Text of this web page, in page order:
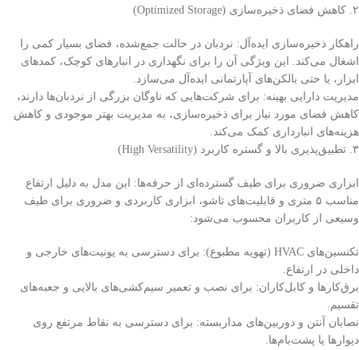
۲. کاهش فضای ذخیره‌سازی (Optimized Storage)
راهکار ذخیره‌سازی ایده‌آل: نردبان در حالت جمع‌شده، فضای بسیار کمی را
اشغال می‌کند. این ویژگی آن را برای نگهداری در انبارهای کوچک، کمدهای
ابزار، یا حتی بالکن‌های آپارتمانی ایده‌آل می‌سازد.
مدیریت دارایی بهینه: برای شرکت‌هایی که ناوگان بزرگی از نردبان‌ها دارند،
کاهش فضای مورد نیاز برای ذخیره‌سازی، به مدیریت بهتر موجودی و کاهش
هزینه‌های انبارداری کمک می‌کند.
۳. تطبیق‌پذیری بالا و گستره کاربرد (High Versatility)
ابزاری ضروری برای طیف گسترده‌ای از حرفه‌ها: این مدل به دلیل ارتفاع
مناسب ۵ متری و قابلیت‌های تاشو، ابزاری کاربردی و ضروری برای طیف
وسیعی از کاربران محسوب می‌شود:
تکنسین‌های HVAC (تهویه مطبوع): برای دسترسی به یونیت‌های خارجی و
داخلی در ارتفاع.
برق‌کارها و کابل‌کاران: برای نصب و تعمیر سیم‌کشی‌های بالایی و جعبه‌های
تقسیم.
نصابان آنتن و دوربین‌های مداربسته: برای دسترسی به نقاط مرتفع روی
دیوارها یا پشت‌بام‌ها.